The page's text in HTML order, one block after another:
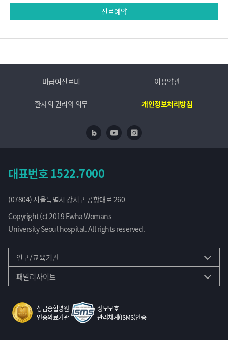
진료예약
비급여진료비 이용약관
환자의 권리와 의무 개인정보처리방침
네이버 블로그
유투브
대표번호1522.7000
(07804) 서울특별시 강서구 공항대로 260
Copyright (c) 2019 Ewha Womans
University Seoul hospital. All rights reserved.
연구/교육기관
패밀리사이트
상급종합병원
인증의료기관
정보보호
관리체계(ISMS)인증